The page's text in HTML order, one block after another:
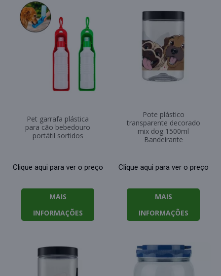
Pet garrafa plástica
para cão bebedouro
portátil sortidos
Clique aqui para ver o preço
MAIS
INFORMAÇÕES
Pote plástico
transparente decorado
mix dog 1500ml
Bandeirante
Clique aqui para ver o preço
MAIS
INFORMAÇÕES